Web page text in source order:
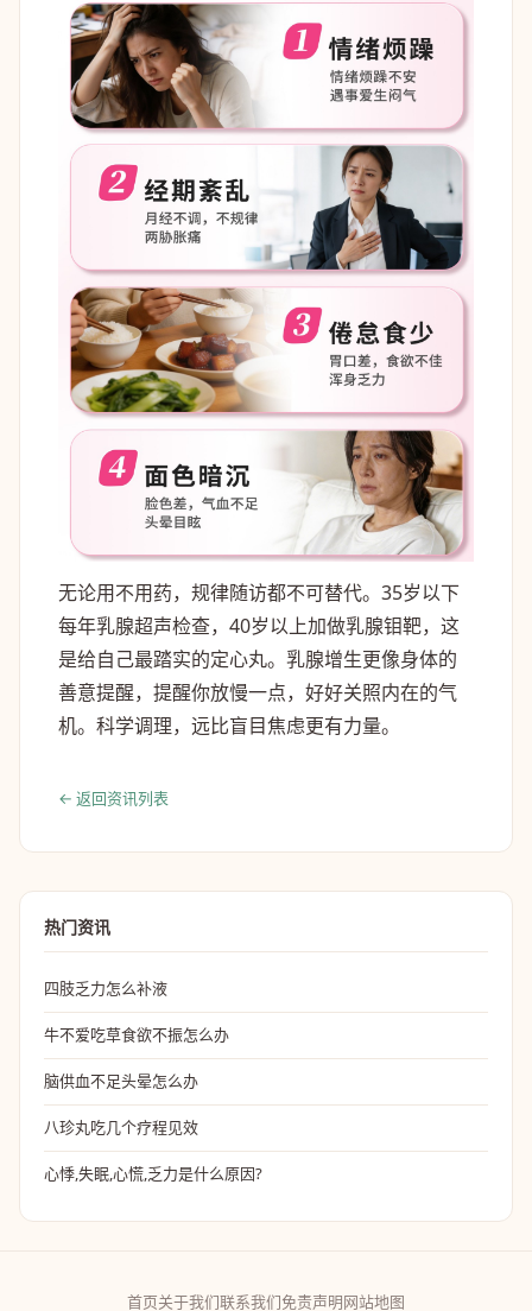
无论用不用药，规律随访都不可替代。35岁以下
每年乳腺超声检查，40岁以上加做乳腺钼靶，这
是给自己最踏实的定心丸。乳腺增生更像身体的
善意提醒，提醒你放慢一点，好好关照内在的气
机。科学调理，远比盲目焦虑更有力量。
← 返回资讯列表
热门资讯
四肢乏力怎么补液
牛不爱吃草食欲不振怎么办
脑供血不足头晕怎么办
八珍丸吃几个疗程见效
心悸,失眠,心慌,乏力是什么原因?
首页关于我们联系我们免责声明网站地图